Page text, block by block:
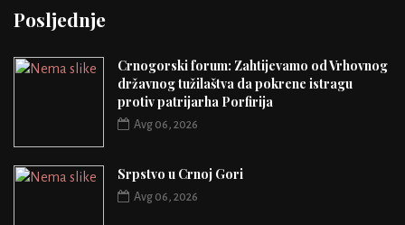
Posljednje
Crnogorski forum: Zahtijevamo od Vrhovnog
državnog tužilaštva da pokrene istragu
protiv patrijarha Porfirija
Avg 06, 2026
Srpstvo u Crnoj Gori
Avg 06, 2026